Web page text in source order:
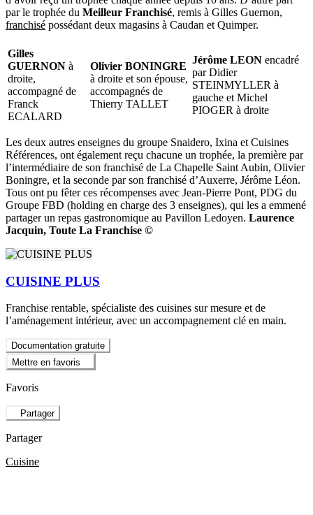
par le trophée du Meilleur Franchisé, remis à Gilles Guernon,
franchisé possédant deux magasins à Caudan et Quimper.
Gilles
GUERNON à
droite,
accompagné de
Franck
ECALARD
Olivier BONINGRE
à droite et son épouse,
accompagnés de
Thierry TALLET
Jérôme LEON encadré
par Didier
STEINMYLLER à
gauche et Michel
PIOGER à droite
Les deux autres enseignes du groupe Snaidero, Ixina et Cuisines
Références, ont également reçu chacune un trophée, la première par
l’intermédiaire de son franchisé de La Chapelle Saint Aubin, Olivier
Boningre, et la seconde par son franchisé d’Auxerre, Jérôme Léon.
Tous ont pu fêter ces récompenses avec Jean-Pierre Pont, PDG du
Groupe FBD (holding en charge des 3 enseignes), qui les a emmené
partager un repas gastronomique au Pavillon Ledoyen. Laurence
Jacquin, Toute La Franchise ©
CUISINE PLUS
Franchise rentable, spécialiste des cuisines sur mesure et de
l’aménagement intérieur, avec un accompagnement clé en main.
Documentation gratuite
Mettre en favoris
Favoris
Partager
Partager
Cuisine